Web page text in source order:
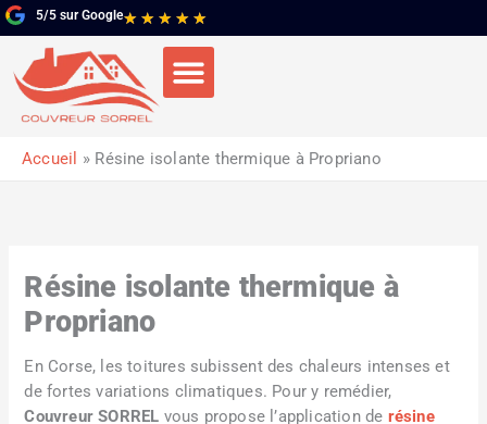
Aller
au
contenu
5/5 sur Google★ ★ ★ ★ ★Noté
5
5
Accueil Résine isolante thermique à Propriano
Résine isolante thermique à
Propriano
En Corse, les toitures subissent des chaleurs intenses et
de fortes variations climatiques. Pour y remédier,
Couvreur SORREL vous propose l’application de résine